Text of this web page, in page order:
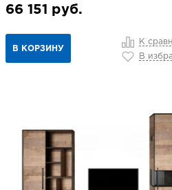
66 151 руб.
В КОРЗИНУ
К
В